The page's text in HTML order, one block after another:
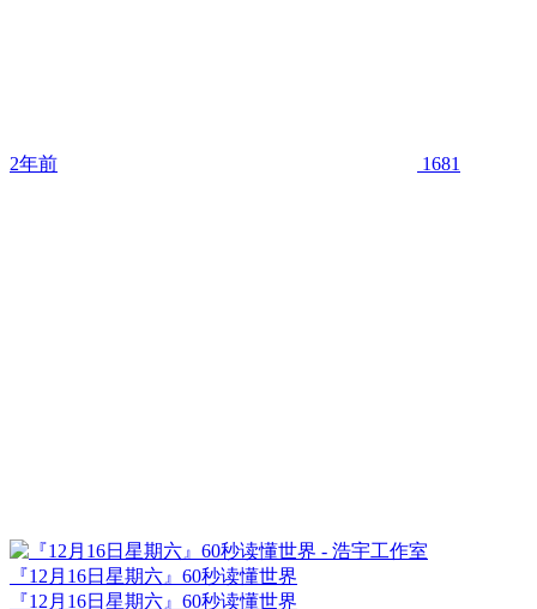
2年前 1681
『12月16日星期六』60秒读懂世界
『12月16日星期六』60秒读懂世界